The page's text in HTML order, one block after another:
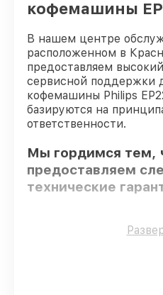
кофемашины
В нашем центре
расположенном в
предоставляем
сервисной поддержки
кофемашины Philips
базируются на
ответственности.
Мы гордимся тем,
предоставляем
технические
Использование